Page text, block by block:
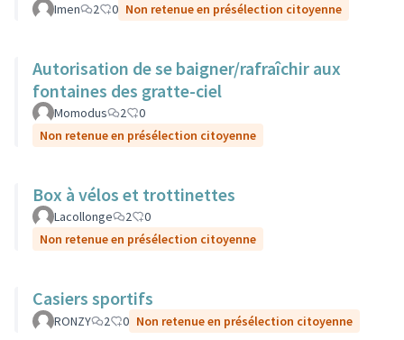
Imen 2 0 Non retenue en présélection citoyenne
Autorisation de se baigner/rafraîchir aux
fontaines des gratte-ciel
Momodus 2
0
Non retenue en présélection citoyenne
Box à vélos et trottinettes
Lacollonge 2
0
Non retenue en présélection citoyenne
Casiers sportifs
RONZY 2 0 Non retenue en présélection citoyenne